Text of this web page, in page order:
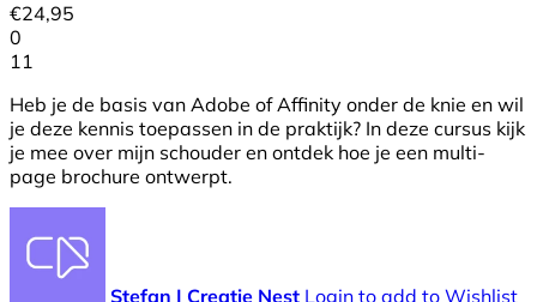
€24,95
0
11
Heb je de basis van Adobe of Affinity onder de knie en wil
je deze kennis toepassen in de praktijk? In deze cursus kijk
je mee over mijn schouder en ontdek hoe je een multi-
page brochure ontwerpt.
Stefan | Creatie Nest Login to add to Wishlist